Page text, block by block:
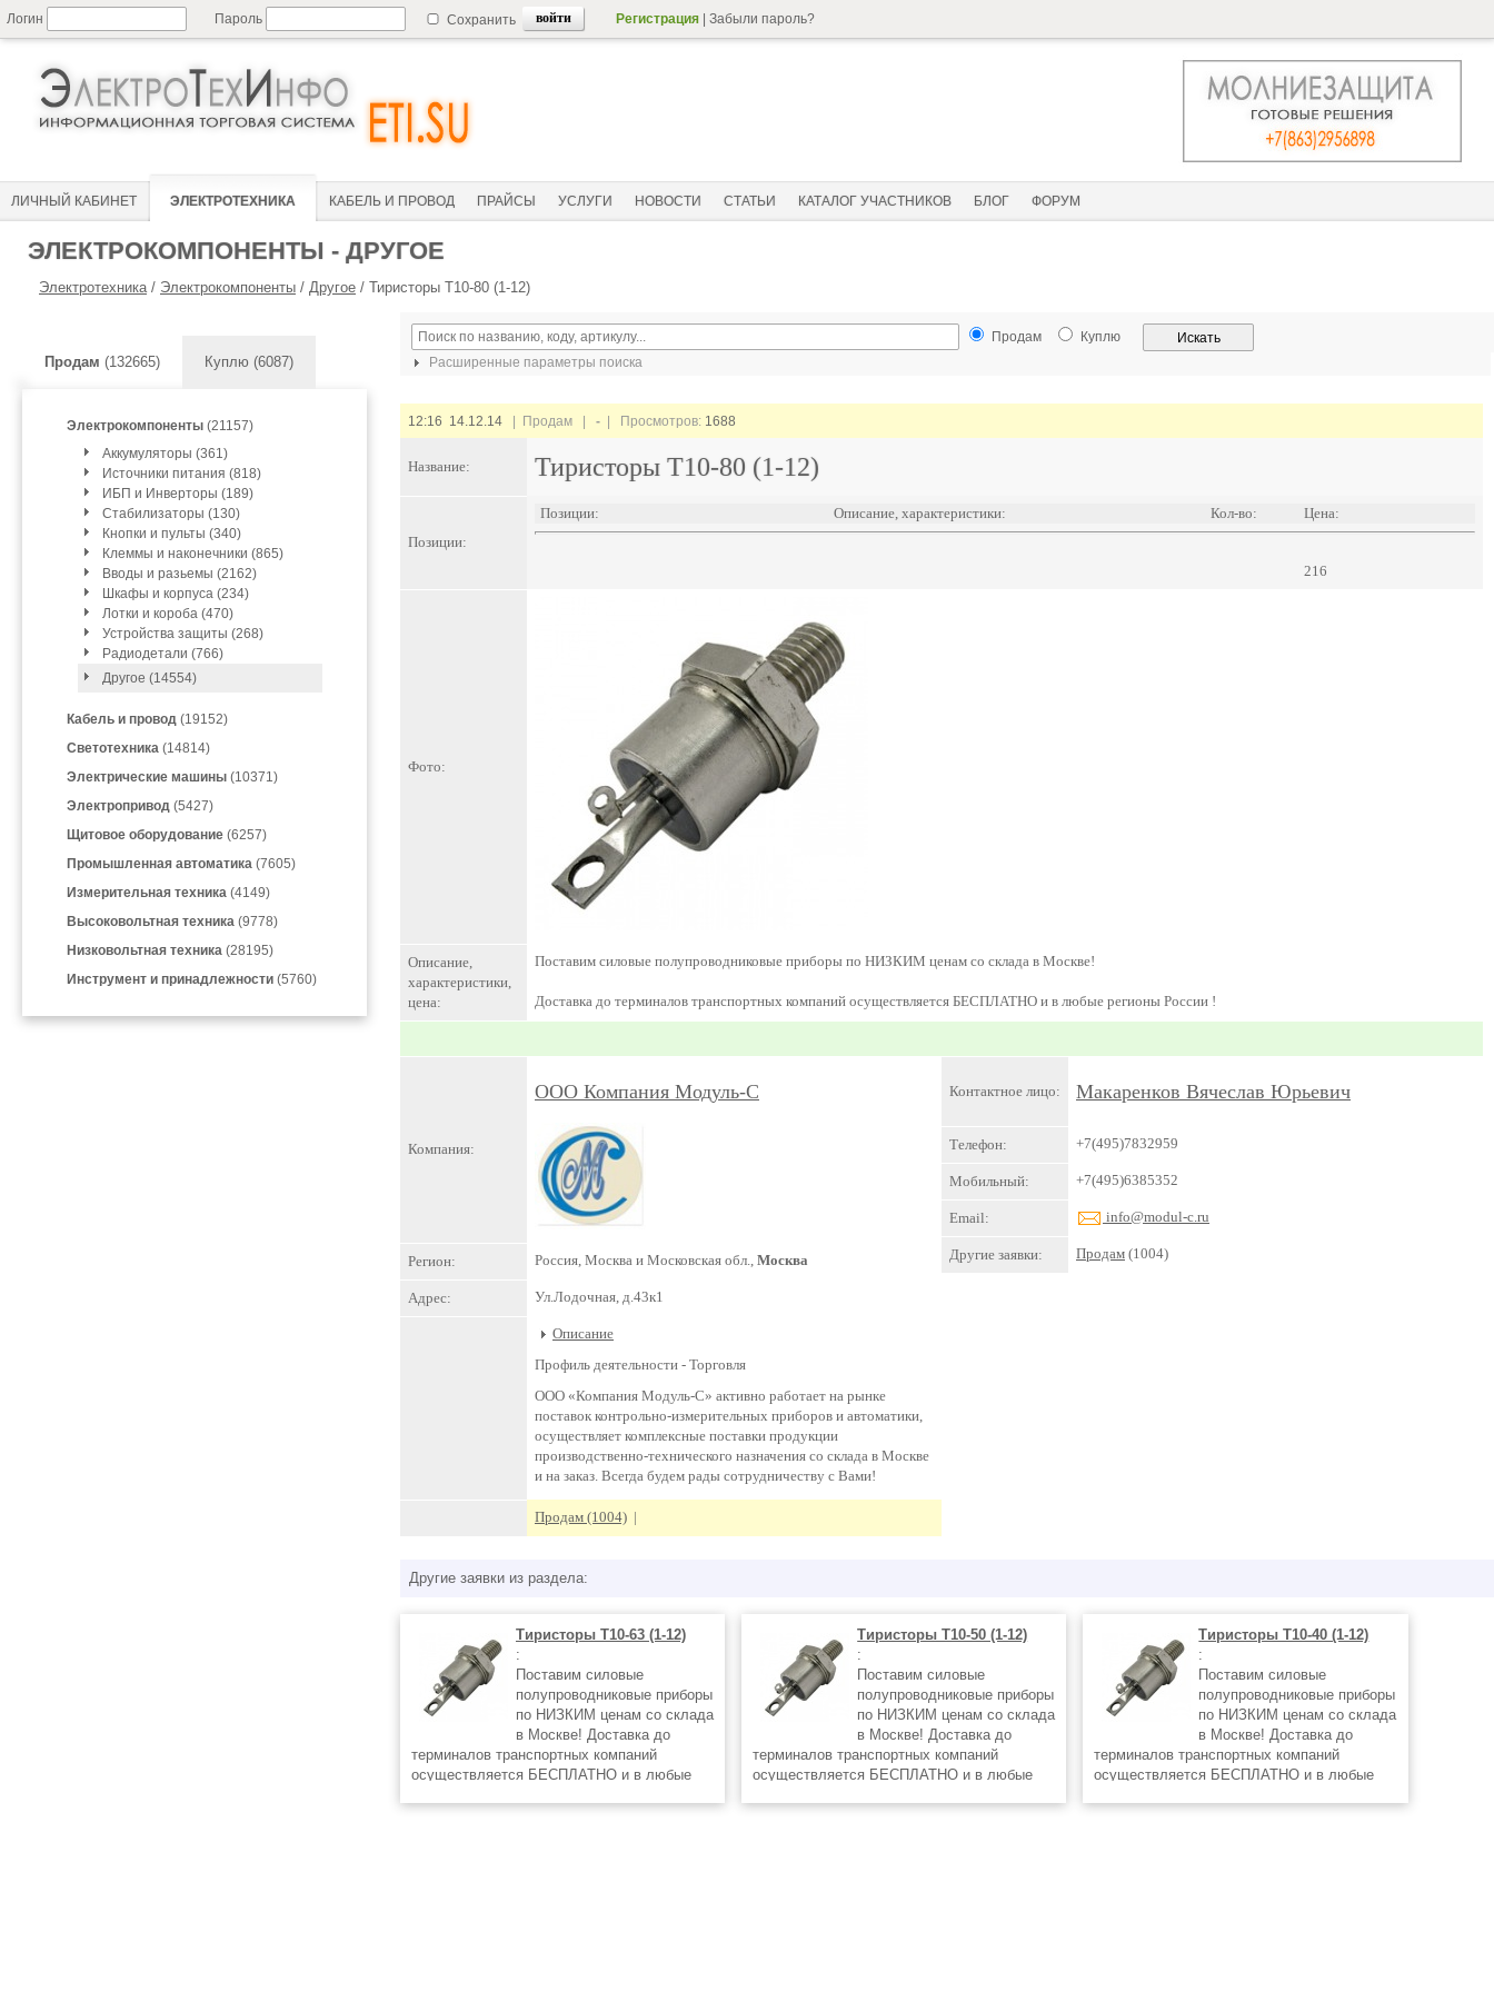
Логин Пароль Сохранить Регистрация Забыли пароль?
ЛИЧНЫЙ КАБИНЕТ ЭЛЕКТРОТЕХНИКА КАБЕЛЬ И ПРОВОД ПРАЙСЫ УСЛУГИ НОВОСТИ СТАТЬИ КАТАЛОГ УЧАСТНИКОВ БЛОГ ФОРУМ
ЭЛЕКТРОКОМПОНЕНТЫ - ДРУГОЕ
Электротехника/ Электрокомпоненты / Другое / Тиристоры Т10-80 (1-12)
Продам (132665) Куплю (6087)
Электрокомпоненты (21157)
Аккумуляторы (361)
Источники питания (818)
ИБП и Инверторы (189)
Стабилизаторы (130)
Кнопки и пульты (340)
Клеммы и наконечники (865)
Вводы и разьемы (2162)
Шкафы и корпуса (234)
Лотки и короба (470)
Устройства защиты (268)
Радиодетали (766)
Другое (14554)
Кабель и провод (19152)
Светотехника (14814)
Электрические машины (10371)
Электропривод (5427)
Щитовое оборудование (6257)
Промышленная автоматика (7605)
Измерительная техника (4149)
Высоковольтная техника (9778)
Низковольтная техника (28195)
Инструмент и принадлежности (5760)
Продам
Куплю
Расширенные параметры поиска
12:16 14.12.14 | Продам | - | Просмотров: 1688
Название: Тиристоры Т10-80 (1-12)
Позиции:
Позиции: Описание, характеристики: Кол-во: Цена:
216
Фото:
Описание,
характеристики,
цена:
Поставим силовые полупроводниковые приборы по НИЗКИМ ценам со склада в Москве!
Доставка до терминалов транспортных компаний осуществляется БЕСПЛАТНО и в любые регионы России !
Компания:
ООО Компания Модуль-С
Регион: Россия, Москва и Московская обл., Москва
Адрес: Ул.Лодочная, д.43к1
Описание
Профиль деятельности - Торговля
ООО «Компания Модуль-С» активно работает на рынке
поставок контрольно-измерительных приборов и автоматики,
осуществляет комплексные поставки продукции
производственно-технического назначения со склада в Москве
и на заказ. Всегда будем рады сотрудничеству с Вами!
Продам (1004) |
Контактное лицо: Макаренков Вячеслав Юрьевич
Телефон: +7(495)7832959
Мобильный: +7(495)6385352
Email: info@modul-c.ru
Другие заявки: Продам (1004)
Другие заявки из раздела:
Тиристоры Т10-63 (1-12)
:
Поставим силовые
полупроводниковые приборы
по НИЗКИМ ценам со склада
в Москве! Доставка до
терминалов транспортных компаний
осуществляется БЕСПЛАТНО и в любые
Тиристоры Т10-50 (1-12)
:
Поставим силовые
полупроводниковые приборы
по НИЗКИМ ценам со склада
в Москве! Доставка до
терминалов транспортных компаний
осуществляется БЕСПЛАТНО и в любые
Тиристоры Т10-40 (1-12)
:
Поставим силовые
полупроводниковые приборы
по НИЗКИМ ценам со склада
в Москве! Доставка до
терминалов транспортных компаний
осуществляется БЕСПЛАТНО и в любые